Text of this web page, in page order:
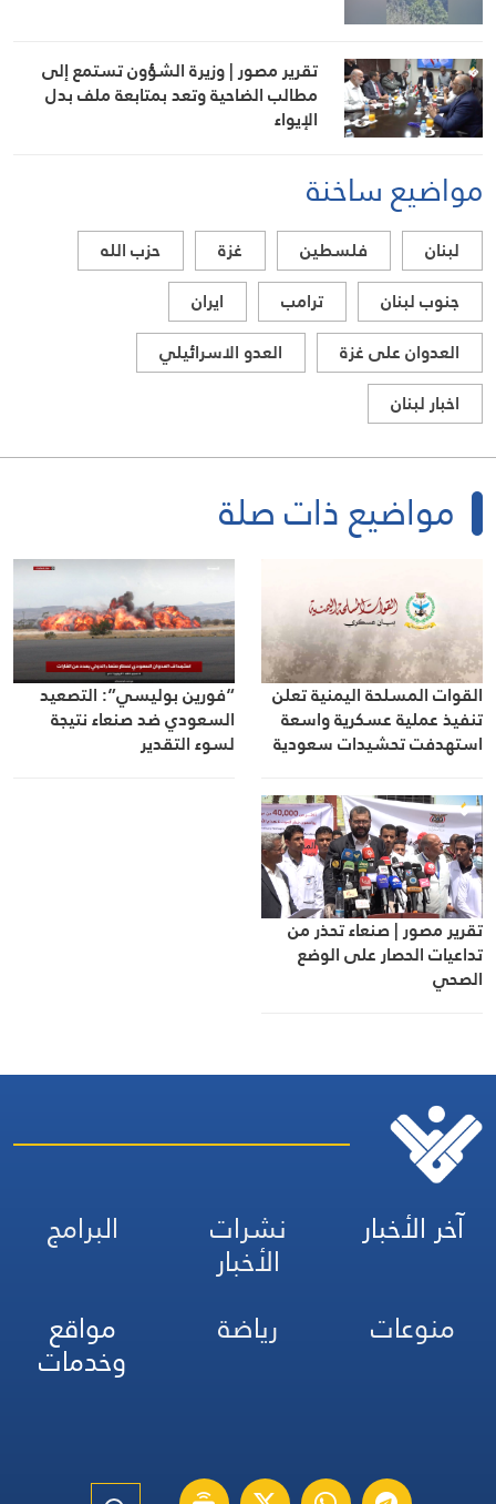
تقرير مصور | وزيرة الشؤون تستمع إلى
مطالب الضاحية وتعد بمتابعة ملف بدل
الإيواء
مواضيع ساخنة
لبنان فلسطين غزة
حزب الله
جنوب لبنان
ترامب
ايران
العدوان على غزة
العدو الاسرائيلي
اخبار لبنان
مواضيع ذات صلة
القوات المسلحة اليمنية تعلن
تنفيذ عملية عسكرية واسعة
استهدفت تحشيدات سعودية
“فورين بوليسي”: التصعيد
السعودي ضد صنعاء نتيجة
لسوء التقدير
تقرير مصور | صنعاء تحذر من
تداعيات الحصار على الوضع
الصحي
آخر الأخبار نشرات
الأخبار
البرامج
منوعات
رياضة مواقع
وخدمات